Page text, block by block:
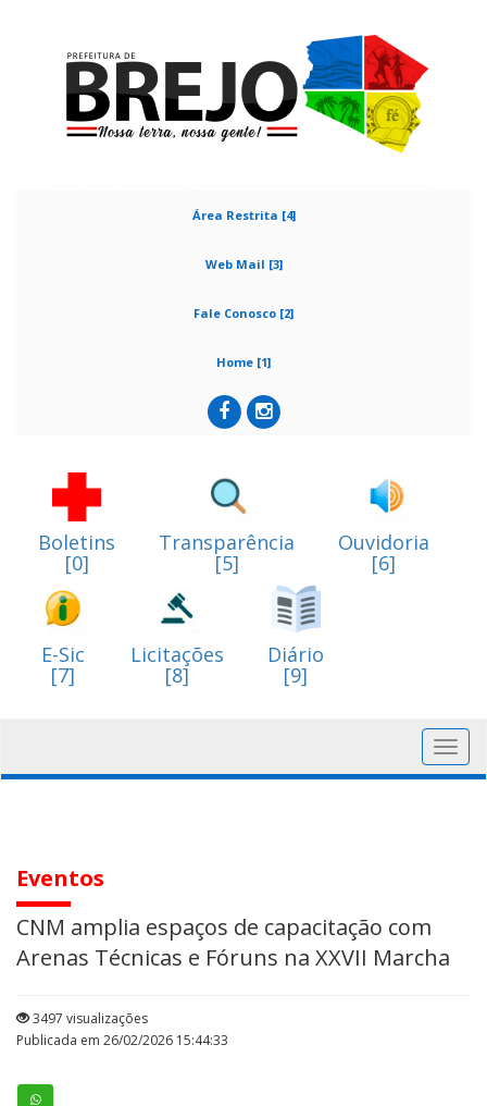
Área Restrita [4]
Web Mail [3]
Fale Conosco [2]
Home [1]
Boletins
[0]
Transparência
[5]
Ouvidoria
[6]
E-Sic
[7]
Licitações
[8]
Diário
[9]
Eventos
CNM amplia espaços de capacitação com
Arenas Técnicas e Fóruns na XXVII Marcha
3497 visualizações
Publicada em 26/02/2026 15:44:33